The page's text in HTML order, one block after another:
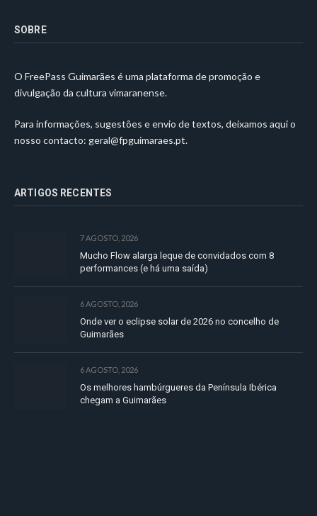
SOBRE
O FreePass Guimarães é uma plataforma de promoção e
divulgação da cultura vimaranense.
Para informações, sugestões e envio de textos, deixamos aqui o
nosso contacto: geral@fpguimaraes.pt.
ARTIGOS RECENTES
7 AGOSTO, 2026
Mucho Flow alarga leque de convidados com 8
performances (e há uma saída)
6 AGOSTO, 2026
Onde ver o eclipse solar de 2026 no concelho de
Guimarães
6 AGOSTO, 2026
Os melhores hambúrgueres da Península Ibérica
chegam a Guimarães